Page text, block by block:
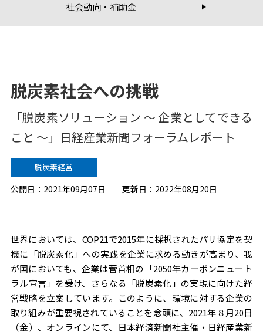
光発
O&M
ビス
社会動向・補助金
脱炭素社会への挑戦
「脱炭素ソリューション 〜 企業としてできる
こと 〜」日経産業新聞フォーラムレポート
脱炭素経営
公開日：2021年09月07日 更新日：2022年08月20日
世界においては、COP21で2015年に採択されたパリ協定を契
機に「脱炭素化」への実践を企業に求める動きが高まり、我
が国においても、企業は菅首相の「2050年カーボンニュート
ラル宣言」を受け、さらなる「脱炭素化」の実現に向けた経
営戦略を立案しています。このように、環境に対する企業の
取り組みが重要視されていることを念頭に、2021年８月20日
（金）、オンラインにて、日本経済新聞社主催・日経産業新